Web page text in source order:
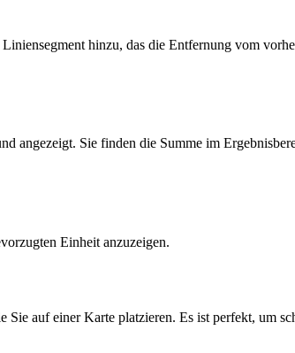
hinzu, das die Entfernung vom
angezeigt. Sie finden die Summe im
Einheit anzuzeigen.
auf einer Karte platzieren. Es ist perfekt, um